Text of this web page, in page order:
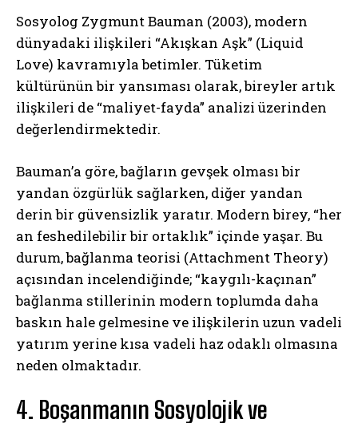
Sosyolog Zygmunt Bauman (2003), modern
dünyadaki ilişkileri “Akışkan Aşk” (Liquid
Love) kavramıyla betimler. Tüketim
kültürünün bir yansıması olarak, bireyler artık
ilişkileri de “maliyet-fayda” analizi üzerinden
değerlendirmektedir.
Bauman’a göre, bağların gevşek olması bir
yandan özgürlük sağlarken, diğer yandan
derin bir güvensizlik yaratır. Modern birey, “her
an feshedilebilir bir ortaklık” içinde yaşar. Bu
durum, bağlanma teorisi (Attachment Theory)
açısından incelendiğinde; “kaygılı-kaçınan”
bağlanma stillerinin modern toplumda daha
baskın hale gelmesine ve ilişkilerin uzun vadeli
yatırım yerine kısa vadeli haz odaklı olmasına
neden olmaktadır.
4. Boşanmanın Sosyolojik ve